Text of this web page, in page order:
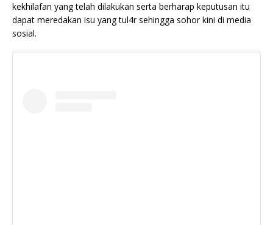
kekhilafan yang telah dilakukan serta berharap keputusan itu
dapat meredakan isu yang tul4r sehingga sohor kini di media
sosial.